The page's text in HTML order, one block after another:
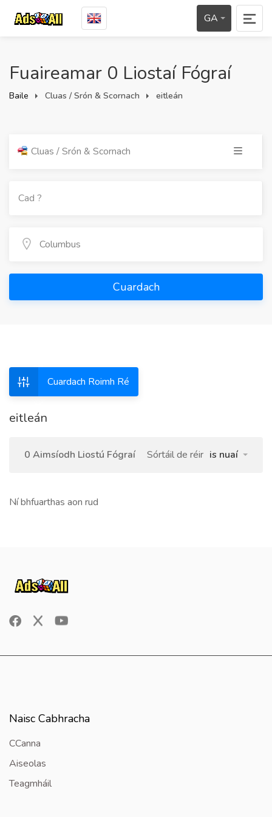
GA
Fuaireamar 0 Liostaí Fógraí
Baile Cluas / Srón & Scornach eitleán
Cluas / Srón & Scornach
Cuardach
Cuardach Roimh Ré
eitleán
0 Aimsíodh Liostú Fógraí Sórtáil de réir is nuaí
Ní bhfuarthas aon rud
Naisc Cabhracha
CCanna
Aiseolas
Teagmháil